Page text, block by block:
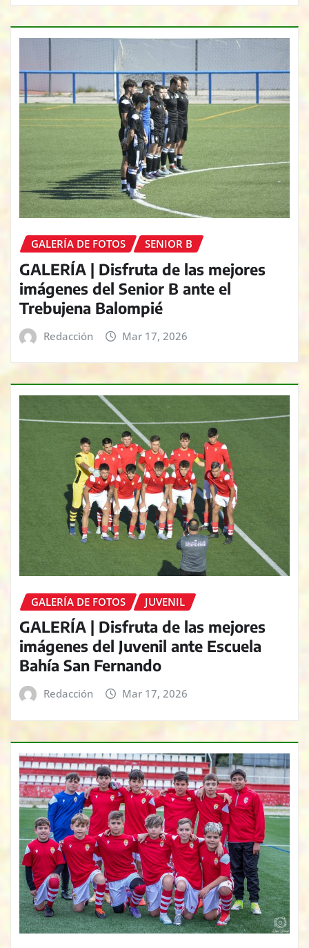
GALERÍA DE FOTOS SENIOR B
GALERÍA | Disfruta de las mejores
imágenes del Senior B ante el
Trebujena Balompié
Redacción Mar 17, 2026
GALERÍA DE FOTOS JUVENIL
GALERÍA | Disfruta de las mejores
imágenes del Juvenil ante Escuela
Bahía San Fernando
Redacción Mar 17, 2026